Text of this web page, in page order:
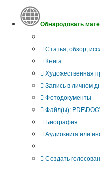
Обнародовать
Статья, обзор,
Книга
Художественная
Запись в личном
Фотодокументы
Файл(ы):
Биография
Аудиокнига или
Создать